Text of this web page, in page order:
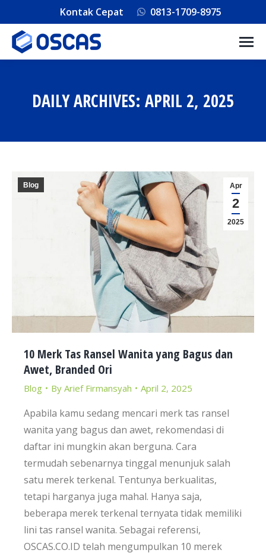
Kontak Cepat 0813-1709-8975
DAILY ARCHIVES: APRIL 2, 2025
Apr
2
2025
Blog
10 Merk Tas Ransel Wanita yang Bagus dan
Awet, Branded Ori
Blog By Arief Firmansyah April 2, 2025
Apabila kamu sedang mencari merk tas ransel
wanita yang bagus dan awet, rekomendasi di
daftar ini mungkin akan berguna. Cara
termudah sebenarnya tinggal menunjuk salah
satu merek terkenal. Tentunya berkualitas,
tetapi harganya juga mahal. Hanya saja,
beberapa merek terkenal ternyata tidak memiliki
lini tas ransel wanita. Sebagai referensi,
OSCAS.CO.ID telah mengumpulkan 10 merek